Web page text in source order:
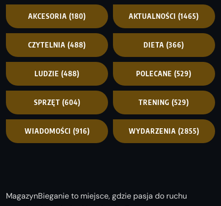
AKCESORIA (180) AKTUALNOŚCI (1465)
CZYTELNIA (488) DIETA (366)
LUDZIE (488) POLECANE (529)
SPRZĘT (604) TRENING (529)
WIADOMOŚCI (916) WYDARZENIA (2855)
MagazynBieganie to miejsce, gdzie pasja do ruchu